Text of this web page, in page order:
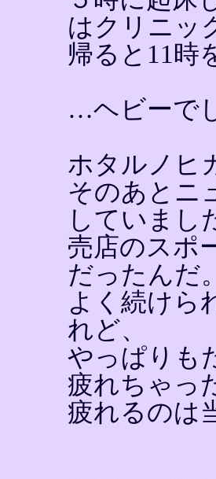
はクリニッ
帰ると11時
…ヘビーで
ホタルノヒ
そのあとニ
していまし
売店のスポ
だったんだ。
よく続けら
れど、
やっぱりも
疲れちゃっ
疲れるのは